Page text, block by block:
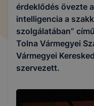
érdeklődés övezte
intelligencia a
szolgálatában”
Tolna Vármegyei
Vármegyei
szervezett.